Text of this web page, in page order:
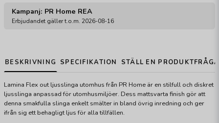
Kampanj: PR Home REA
Erbjudandet gäller t.o.m. 2026-08-16
BESKRIVNING SPECIFIKATION STÄLL EN
Lamina Flex out ljusslinga utomhus från PR Home är en stilfull och diskret
ljusslinga anpassad för utomhusmiljöer. Dess mattsvarta finish gör att
denna smakfulla slinga enkelt smälter in bland övrig inredning och ger
ifrån sig ett behagligt ljus för alla tillfällen.